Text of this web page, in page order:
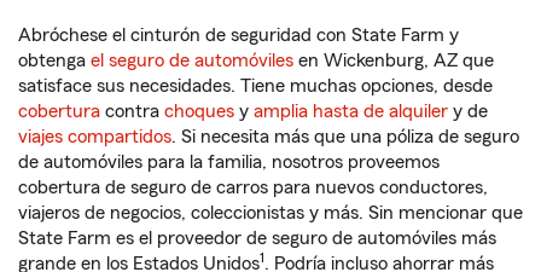
Abróchese el cinturón de seguridad con State Farm y
obtenga el seguro de automóviles en Wickenburg, AZ que
satisface sus necesidades. Tiene muchas opciones, desde
cobertura contra choques y amplia hasta de alquiler y de
viajes compartidos. Si necesita más que una póliza de seguro
de automóviles para la familia, nosotros proveemos
cobertura de seguro de carros para nuevos conductores,
viajeros de negocios, coleccionistas y más. Sin mencionar que
State Farm es el proveedor de seguro de automóviles más
grande en los Estados Unidos1. Podría incluso ahorrar más